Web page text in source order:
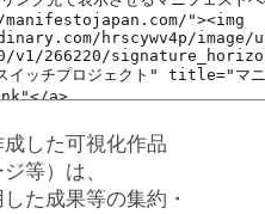
した可視化作品
等）は、
た成果等の集約・